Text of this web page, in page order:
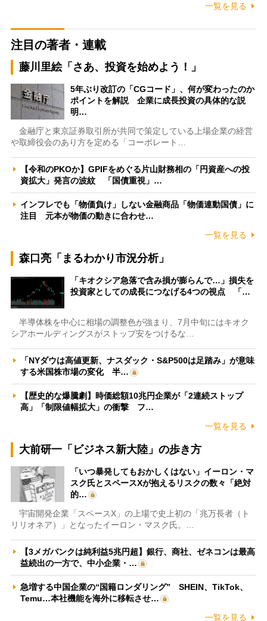
一覧を見る
注目の著者・連載
藤川里絵「さあ、投資を始めよう！」
5年ぶり改訂の「CGコード」、何が変わったのか
ポイントを解説 企業に成長投資の具体的な説
明…
金融庁と東京証券取引所が共同で策定している上場企業の経営
や取締役会のあり方を定める「コーポレート…
【令和のPKOか】GPIFをめぐる片山財務相の「円資産への投
資拡大」発言の波紋 「国債重視」…
インフレでも「物価負け」しない金融商品「物価連動国債」に
注目 元本が物価の動きに合わせ…
一覧を見る
森口亮「まるわかり市況分析」
「キオクシア急落で含み損が膨らんで…」損失を
投資家としての成長につなげる4つの視点 「…
半導体株を中心に相場の調整色が強まり、7月中旬にはキオク
シアホールディングスがストップ安をつけるな…
「NYダウは高値更新、ナスダック・S&P500は足踏み」が意味
する米国株市場の変化 半…
【歴史的な爆騰劇】時価総額10兆円企業が「2連続ストップ
高」「制限値幅拡大」の衝撃 フ…
一覧を見る
大前研一「ビジネス新大陸」の歩き方
「いつ暴発してもおかしくはない」イーロン・マ
スク氏とスペースXが抱えるリスクの数々「絶対
的…
宇宙開発企業「スペースX」の上場で史上初の「兆万長者（ト
リリオネア）」となったイーロン・マスク氏。…
【3メガバンクは純利益5兆円超】銀行、商社、ゼネコンは最高
益続出の一方で、中小企業・…
急増する中国企業の“国籍ロンダリング” SHEIN、TikTok、
Temu…本社機能を海外に移転させ…
一覧を見る